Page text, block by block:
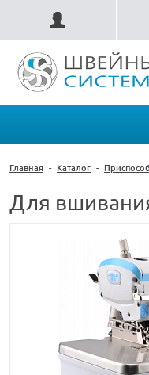
Главная - Каталог -
Для